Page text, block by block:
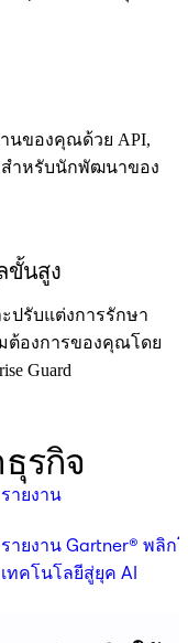
นของคุณด้วย API,
สำหรับนักพัฒนาของ
ขั้นสูง
ปรับแต่งการรักษา
ต้องการของคุณโดย
Guard
รกิจ
รายงาน
รายงาน Gartner® พลิก
เทคโนโลยีสู่ยุค AI